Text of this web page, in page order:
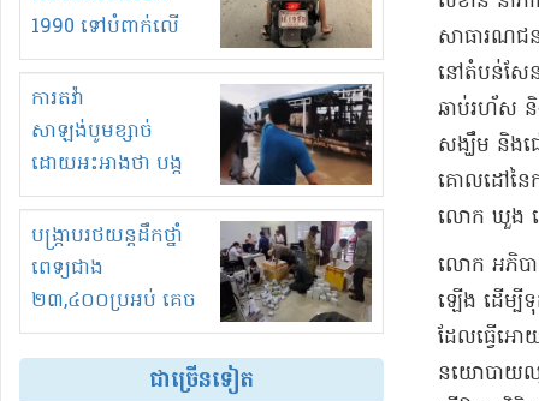
1990 ទៅបំពាក់លើ
ម៉ូតូរបស់ខ្លួន ដាកផ្លាក
រត់ឌុបហើយ
ការតវ៉ា
សាឡង់បូមខ្សាច់
ដោយអះអាងថា បង្ក
បាក់ច្រាំងទន្លេ និង
រំខានទាំងយប់ទាំងថ្ងៃ
បង្ក្រាបរថយន្តដឹកថ្នាំ
ពេទ្យជាង
២៣,៤០០ប្រអប់ គេច
ពន្ធនិងអត់ច្បាប់នាំ
ចូល!?
ជាច្រើនទៀត
សាធារណជន​
នៅ​តំបន់​សែ
ឆាប់រហ័ស និ
សង្ឃឹម និង​ជ
គោលដៅ​នៃ​ក
លោក ឃួ​ង
លោក អភិបាល​
ឡើង ដើម្បី​
ដែល​ធ្វើអោ
នយោបាយ​ឈ្